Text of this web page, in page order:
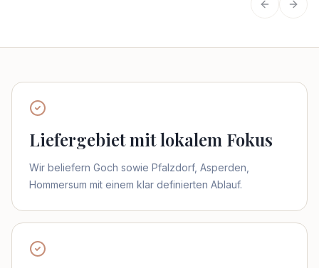
Vorherige
Liefergebiet mit lokalem Fokus
Wir beliefern Goch sowie Pfalzdorf, Asperden,
Hommersum mit einem klar definierten Ablauf.